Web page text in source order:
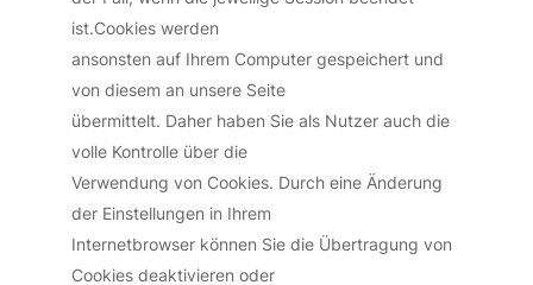
ist.Cookies werden
ansonsten auf Ihrem Computer gespeichert und
von diesem an unsere Seite
übermittelt. Daher haben Sie als Nutzer auch die
volle Kontrolle über die
Verwendung von Cookies. Durch eine Änderung
der Einstellungen in Ihrem
Internetbrowser können Sie die Übertragung von
Cookies deaktivieren oder